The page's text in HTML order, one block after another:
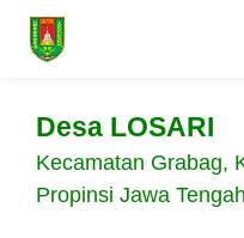
Desa LOSARI
Kecamatan Grabag,
Propinsi Jawa Tengah